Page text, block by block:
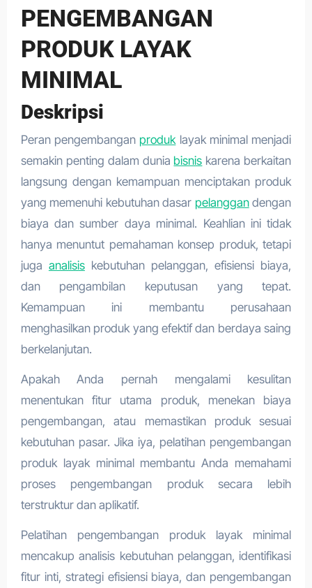
PENGEMBANGAN
PRODUK LAYAK
MINIMAL
Deskripsi
Peran pengembanganproduklayak minimal menjadi
semakin penting dalam dunia bisnis karena berkaitan
langsung dengan kemampuan menciptakan produk
yang memenuhi kebutuhan dasar pelanggandengan
biaya dan sumber daya minimal. Keahlian ini tidak
hanya menuntut pemahaman konsep produk, tetapi
juga analisiskebutuhan pelanggan, efisiensi biaya,
dan pengambilan keputusan yang tepat.
Kemampuan ini membantu perusahaan
menghasilkan produk yang efektif dan berdaya saing
berkelanjutan.
Apakah Anda pernah mengalami kesulitan
menentukan fitur utama produk, menekan biaya
pengembangan, atau memastikan produk sesuai
kebutuhan pasar. Jika iya, pelatihan pengembangan
produk layak minimal membantu Anda memahami
proses pengembangan produk secara lebih
terstruktur dan aplikatif.
Pelatihan pengembangan produk layak minimal
mencakup analisis kebutuhan pelanggan, identifikasi
fitur inti, strategi efisiensi biaya, dan pengembangan